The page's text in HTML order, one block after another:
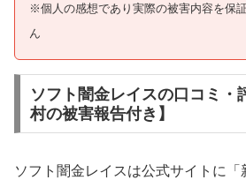
※個人の感想であり実際の被害内容を保
ん
ソフト闇金レイスの口コミ・
村の被害報告付き】
ソフト闇金レイスは公式サイトに「